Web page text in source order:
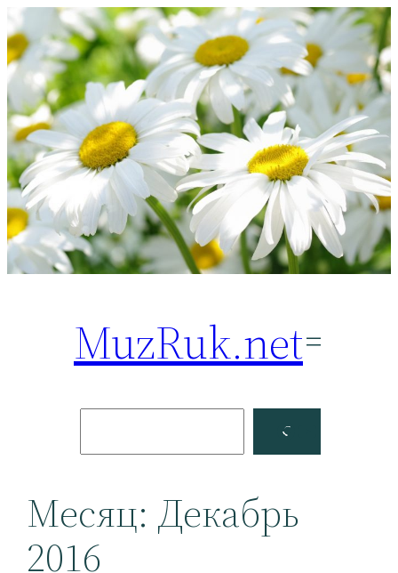
Перейти
к
содержимому
MuzRuk.net
Facebook
Месяц: Декабрь
2016